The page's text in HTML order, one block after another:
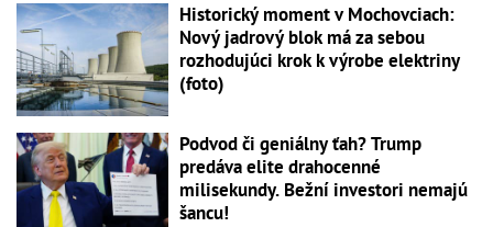
Historický moment v Mochovciach:
Nový jadrový blok má za sebou
rozhodujúci krok k výrobe elektriny
(foto)
Podvod či geniálny ťah? Trump
predáva elite drahocenné
milisekundy. Bežní investori nemajú
šancu!